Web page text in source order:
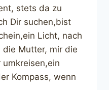
stets da zu
Dir suchen,bist
Licht, nach
Mutter, mir die
Kompass, wenn